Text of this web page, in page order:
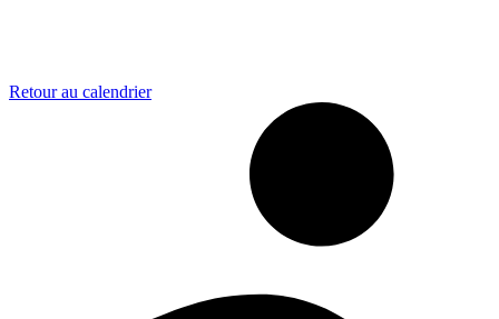
Retour au calendrier